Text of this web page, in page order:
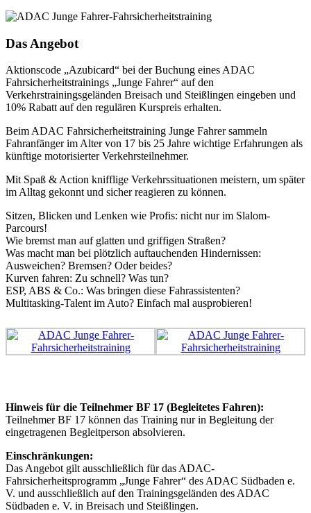
Das Angebot
Aktionscode „Azubicard“ bei der Buchung eines ADAC
Fahrsicherheitstrainings „Junge Fahrer“ auf den
Verkehrstrainingsgeländen Breisach und Steißlingen eingeben und
10% Rabatt auf den regulären Kurspreis erhalten.
Beim ADAC Fahrsicherheitstraining Junge Fahrer sammeln
Fahranfänger im Alter von 17 bis 25 Jahre wichtige Erfahrungen als
künftige motorisierter Verkehrsteilnehmer.
Mit Spaß & Action knifflige Verkehrssituationen meistern, um später
im Alltag gekonnt und sicher reagieren zu können.
Sitzen, Blicken und Lenken wie Profis: nicht nur im Slalom-
Parcours!
Wie bremst man auf glatten und griffigen Straßen?
Was macht man bei plötzlich auftauchenden Hindernissen:
Ausweichen? Bremsen? Oder beides?
Kurven fahren: Zu schnell? Was tun?
ESP, ABS & Co.: Was bringen diese Fahrassistenten?
Multitasking-Talent im Auto? Einfach mal ausprobieren!
Hinweis für die Teilnehmer BF 17 (Begleitetes Fahren):
Teilnehmer BF 17 können das Training nur in Begleitung der
eingetragenen Begleitperson absolvieren.
Einschränkungen:
Das Angebot gilt ausschließlich für das ADAC-
Fahrsicherheitsprogramm „Junge Fahrer“ des ADAC Südbaden e.
V. und ausschließlich auf den Trainingsgeländen des ADAC
Südbaden e. V. in Breisach und Steißlingen.